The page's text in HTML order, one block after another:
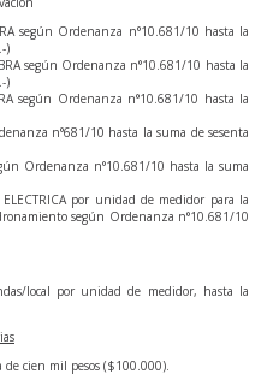
según Ordenanza n°10.681/10 hasta la
)
según Ordenanza n°10.681/10 hasta la
)
según Ordenanza n°10.681/10 hasta la
n°681/10 hasta la suma de sesenta
Ordenanza n°10.681/10 hasta la suma
por unidad de medidor para la
según Ordenanza n°10.681/10
local por unidad de medidor, hasta la
cien mil pesos ($100.000).